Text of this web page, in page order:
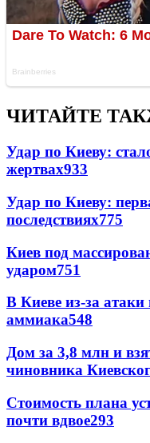
ЧИТАЙТЕ
Удар по Киеву:
жертвах933
Удар по Киеву:
последствиях775
Киев под
ударом751
В Киеве из-за
аммиака548
Дом за 3,8 млн и
чиновника
Стоимость плана
почти вдвое293